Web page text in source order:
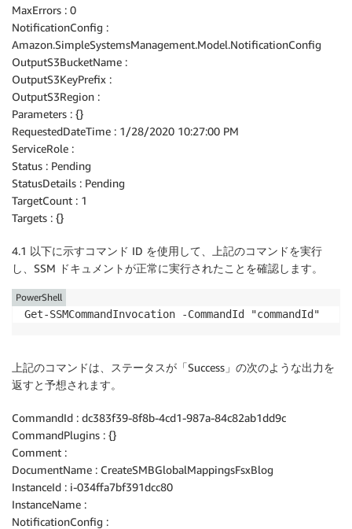
MaxErrors : 0
NotificationConfig :
Amazon.SimpleSystemsManagement.Model.NotificationConfig
OutputS3BucketName :
OutputS3KeyPrefix :
OutputS3Region :
Parameters : {}
RequestedDateTime : 1/28/2020 10:27:00 PM
ServiceRole :
Status : Pending
StatusDetails : Pending
TargetCount : 1
Targets : {}
4.1 以下に示すコマンド ID を使用して、上記のコマンドを実行
し、SSM ドキュメントが正常に実行されたことを確認します。
Get-SSMCommandInvocation -CommandId "commandId"
PowerShell
上記のコマンドは、ステータスが「Success」の次のような出力を
返すと予想されます。
CommandId : dc383f39-8f8b-4cd1-987a-84c82ab1dd9c
CommandPlugins : {}
Comment :
DocumentName : CreateSMBGlobalMappingsFsxBlog
InstanceId : i-034ffa7bf391dcc80
InstanceName :
NotificationConfig :